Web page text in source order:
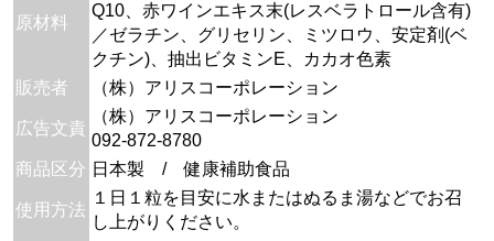
原材料
Q10、赤ワインエキス末(レスベラトロール含有)
／ゼラチン、グリセリン、ミツロウ、安定剤(ベ
クチン)、抽出ビタミンE、カカオ色素
販売者
（株）アリスコーポレーション
広告文責
（株）アリスコーポレーション
092-872-8780
商品区分 日本製 / 健康補助食品
使用方法
１日１粒を目安に水またはぬるま湯などでお召
し上がりください。